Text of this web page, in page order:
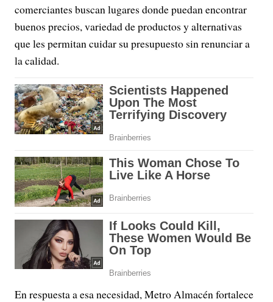
comerciantes buscan lugares donde puedan encontrar
buenos precios, variedad de productos y alternativas
que les permitan cuidar su presupuesto sin renunciar a
la calidad.
En respuesta a esa necesidad, Metro Almacén fortalece